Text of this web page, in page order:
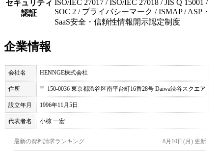
セキュリティ
認証
ISO/IEC 27017 / ISO/IEC 27018 / JIS Q 15001 /
SOC 2 / プライバシーマーク / ISMAP / ASP・
SaaS安全・信頼性情報開示認定制度
企業情報
会社名 HENNGE株式会社
住所 〒 150-0036 東京都渋谷区南平台町16番28号 Daiwa渋谷スクエア
設立年月 1996年11月5日
代表者名 小椋 一宏
最新の資料請求ランキング 8月10日(月) 更新